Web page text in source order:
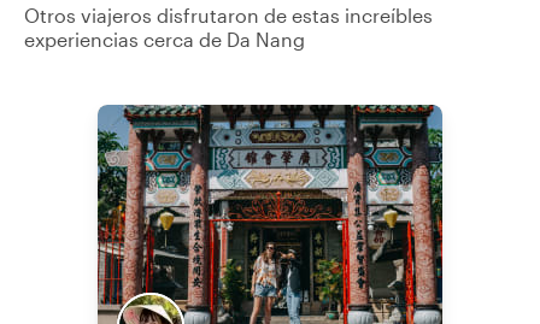
Otros viajeros disfrutaron de estas increíbles
experiencias cerca de Da Nang